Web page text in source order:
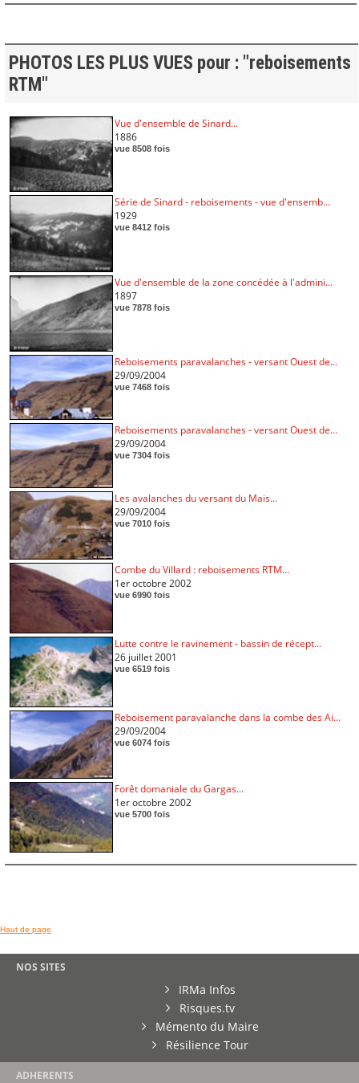
PHOTOS LES PLUS VUES pour : "reboisements
RTM"
Vue d'ensemble de Sinard...
1886
vue 8508 fois
Série de Sinard - reboisements - vue d'ensemb...
1929
vue 8412 fois
Vue d'ensemble de la zone concédée à l'admini...
1897
vue 7878 fois
Reboisements paravalanches - versant Ouest de...
29/09/2004
vue 7468 fois
Reboisements paravalanches - versant Ouest de...
29/09/2004
vue 7304 fois
Les avalanches du versant du Mais...
29/09/2004
vue 7010 fois
Combe du Villard : reboisements RTM...
1er octobre 2002
vue 6990 fois
Lutte contre le ravinement - bassin de récept...
26 juillet 2001
vue 6519 fois
Reboisement paravalanche dans la combe des Ai...
29/09/2004
vue 6074 fois
Forêt domaniale du Gargas...
1er octobre 2002
vue 5700 fois
Haut de page
NOS SITES
IRMa Infos
Risques.tv
Mémento du Maire
Résilience Tour
ADHERENTS